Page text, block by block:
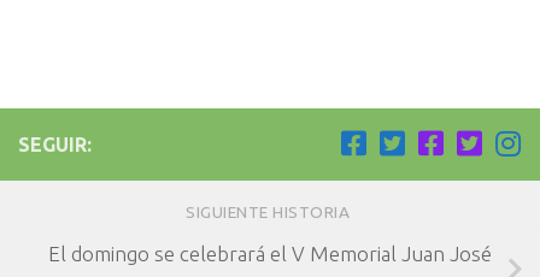
SEGUIR:
SIGUIENTE HISTORIA
El domingo se celebrará el V Memorial Juan José